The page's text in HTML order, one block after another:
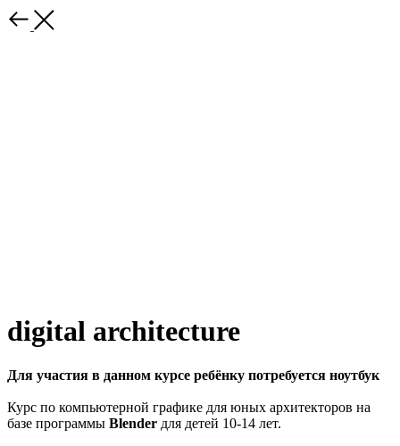
digital architecture
Для участия в данном курсе ребёнку потребуется ноутбук
Курс по компьютерной графике для юных архитекторов на
базе программы Blender для детей 10-14 лет.